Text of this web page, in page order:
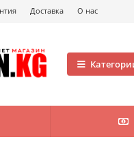
Доставка О нас